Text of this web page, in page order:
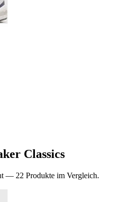
Classics
— 22 Produkte im Vergleich.